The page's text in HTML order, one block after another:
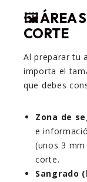
🖼️ÁREA
CORTE
Al preparar tu
importa el
que debes
Zona de
e
(unos 3
corte.
Sangrado